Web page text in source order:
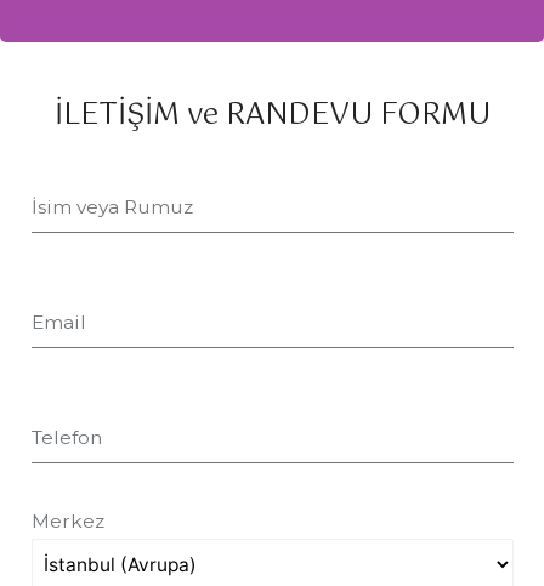
İLETİŞİM ve RANDEVU FORMU
İsim veya Rumuz
Email
Telefon
Merkez